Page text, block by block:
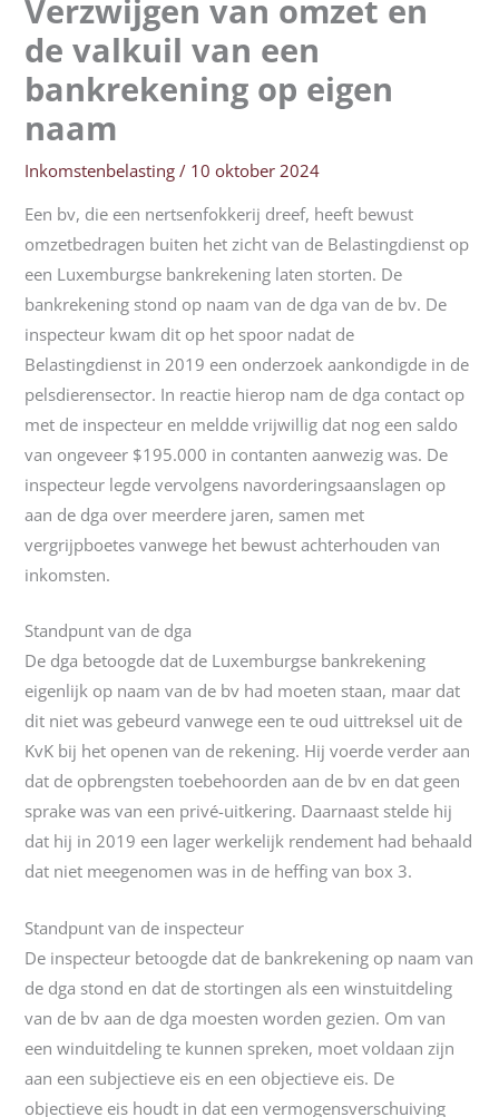
Verzwijgen van omzet en
de valkuil van een
bankrekening op eigen
naam
Inkomstenbelasting / 10 oktober 2024
Een bv, die een nertsenfokkerij dreef, heeft bewust
omzetbedragen buiten het zicht van de Belastingdienst op
een Luxemburgse bankrekening laten storten. De
bankrekening stond op naam van de dga van de bv. De
inspecteur kwam dit op het spoor nadat de
Belastingdienst in 2019 een onderzoek aankondigde in de
pelsdierensector. In reactie hierop nam de dga contact op
met de inspecteur en meldde vrijwillig dat nog een saldo
van ongeveer $195.000 in contanten aanwezig was. De
inspecteur legde vervolgens navorderingsaanslagen op
aan de dga over meerdere jaren, samen met
vergrijpboetes vanwege het bewust achterhouden van
inkomsten.
Standpunt van de dga
De dga betoogde dat de Luxemburgse bankrekening
eigenlijk op naam van de bv had moeten staan, maar dat
dit niet was gebeurd vanwege een te oud uittreksel uit de
KvK bij het openen van de rekening. Hij voerde verder aan
dat de opbrengsten toebehoorden aan de bv en dat geen
sprake was van een privé-uitkering. Daarnaast stelde hij
dat hij in 2019 een lager werkelijk rendement had behaald
dat niet meegenomen was in de heffing van box 3.
Standpunt van de inspecteur
De inspecteur betoogde dat de bankrekening op naam van
de dga stond en dat de stortingen als een winstuitdeling
van de bv aan de dga moesten worden gezien. Om van
een winduitdeling te kunnen spreken, moet voldaan zijn
aan een subjectieve eis en een objectieve eis. De
objectieve eis houdt in dat een vermogensverschuiving